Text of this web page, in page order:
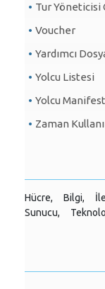
Tur Yöneticisi
Voucher
Yardımcı
Yolcu Listesi
Yolcu
Zaman
Hücre, Bilgi,
Sunucu,